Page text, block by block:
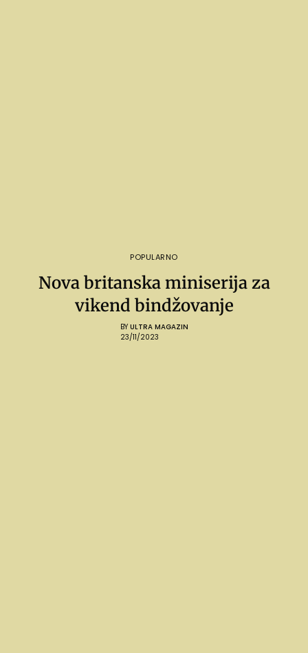
POPULARNO
Nova britanska miniserija za
vikend bindžovanje
BY ULTRA MAGAZIN
23/11/2023